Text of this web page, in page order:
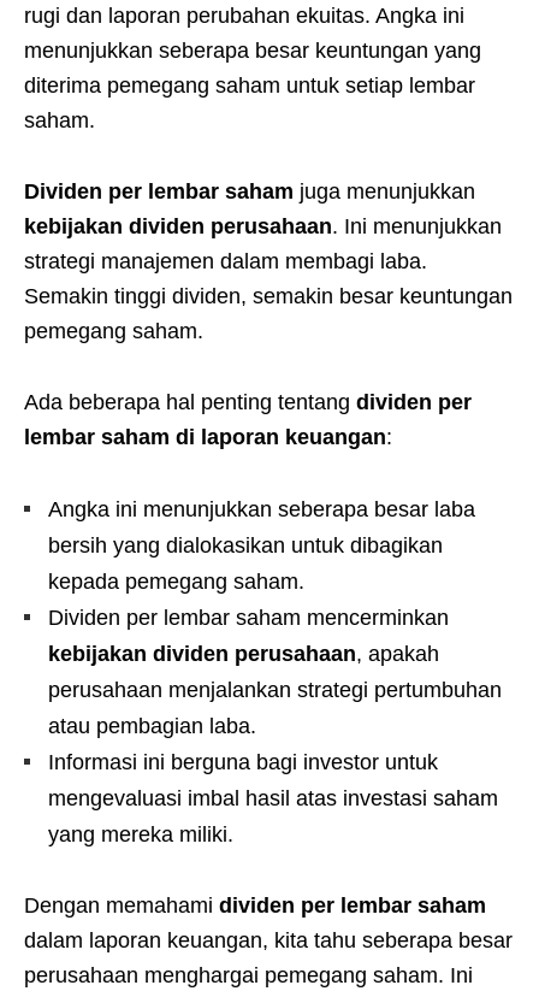
rugi dan laporan perubahan ekuitas. Angka ini
menunjukkan seberapa besar keuntungan yang
diterima pemegang saham untuk setiap lembar
saham.
Dividen per lembar saham juga menunjukkan
kebijakan dividen perusahaan. Ini menunjukkan
strategi manajemen dalam membagi laba.
Semakin tinggi dividen, semakin besar keuntungan
pemegang saham.
Ada beberapa hal penting tentang dividen per
lembar saham di laporan keuangan:
Angka ini menunjukkan seberapa besar laba
bersih yang dialokasikan untuk dibagikan
kepada pemegang saham.
Dividen per lembar saham mencerminkan
kebijakan dividen perusahaan, apakah
perusahaan menjalankan strategi pertumbuhan
atau pembagian laba.
Informasi ini berguna bagi investor untuk
mengevaluasi imbal hasil atas investasi saham
yang mereka miliki.
Dengan memahami dividen per lembar saham
dalam laporan keuangan, kita tahu seberapa besar
perusahaan menghargai pemegang saham. Ini